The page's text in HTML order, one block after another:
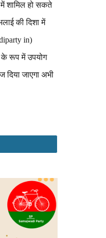
शामिल हो सकते
की दिशा में
in)
रूप में उपयोग
जाएगा अभी